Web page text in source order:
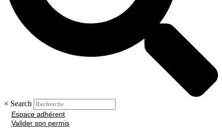
× Search
Espace adhérent
Valider son permis